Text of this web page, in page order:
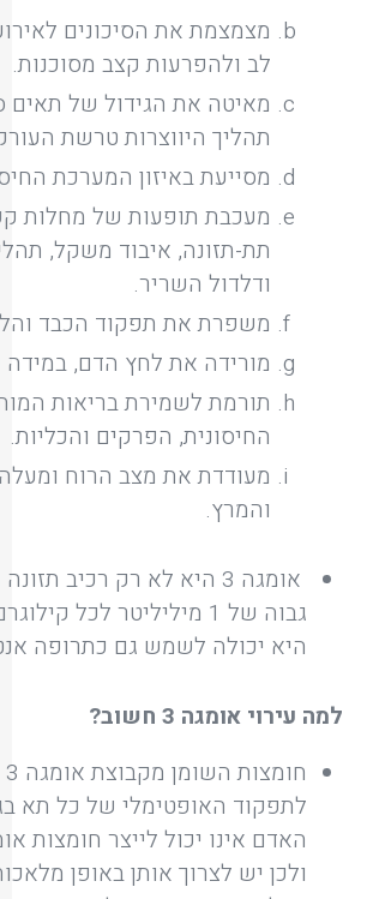
מצמצמת את הסיכונים
לב ולהפרעות קצב מסוכנות.
מאיטה את הגידול של תאים
תהליך היווצרות טרשת
מסייעת באיזון המערכת
מעכבת תופעות של מחלות
תת-תזונה, איבוד משקל,
ודלדול השריר.
משפרת את תפקוד הכבד
מורידה את לחץ הדם,
תורמת לשמירת בריאות
החיסונית, הפרקים והכליות.
מעודדת את מצב הרוח
והמרץ.
אומגה 3 היא לא רק רכיב
גבוה של 1 מיליליטר לכל
היא יכולה לשמש גם כתרופה
למה עירוי אומגה 3 חשוב?
לתפקוד האופטימלי של כל תא
ולכן יש לצרוך אותן באופן